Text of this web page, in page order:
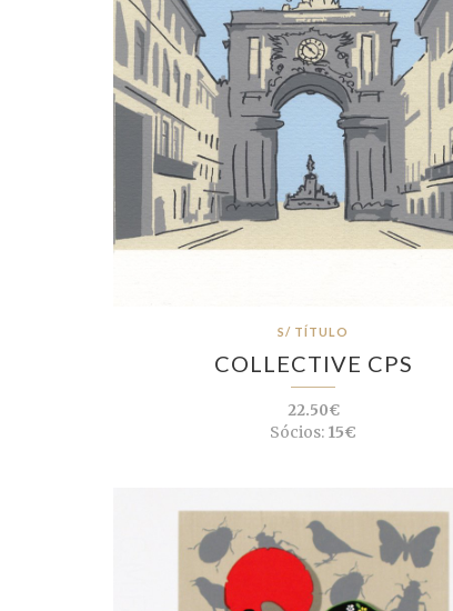
S/ TÍTULO
COLLECTIVE CPS
22.50€
Sócios: 15€